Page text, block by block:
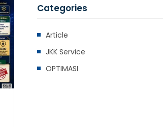
Categories
Article
JKK Service
OPTIMASI